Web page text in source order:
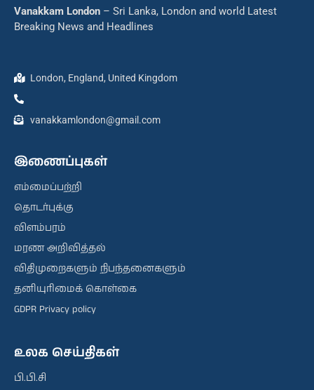
Vanakkam London – Sri Lanka, London and world Latest
Breaking News and Headlines
London, England, United Kingdom
vanakkamlondon@gmail.com
இணைப்புகள்
எம்மைப்பற்றி
தொடர்புக்கு
விளம்பரம்
மரண அறிவித்தல்
விதிமுறைகளும் நிபந்தனைகளும்
தனியுரிமைக் கொள்கை
GDPR Privacy policy
உலக செய்திகள்
பி.பி.சி